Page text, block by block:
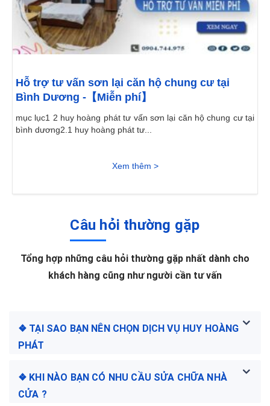
Hỗ trợ tư vấn sơn lại căn hộ chung cư tại
Bình Dương -【Miễn phí】
mục lục1 2 huy hoàng phát tư vấn sơn lại căn hộ chung cư tại
bình dương2.1 huy hoàng phát tư...
Xem thêm >
Câu hỏi thường gặp
Tổng hợp những câu hỏi thường gặp nhất dành cho
khách hàng cũng như người cần tư vấn
❖ TẠI SAO BẠN NÊN CHỌN DỊCH VỤ HUY HOÀNG
PHÁT
❖ KHI NÀO BẠN CÓ NHU CẦU SỬA CHỮA NHÀ
CỬA ?